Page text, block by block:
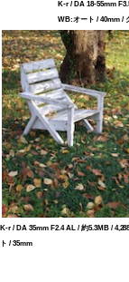
K-r / DA 18-55mm
WB:オート / 40mm /
K-r / DA 35mm F2.4 AL / 約5.3MB /
ト / 35mm